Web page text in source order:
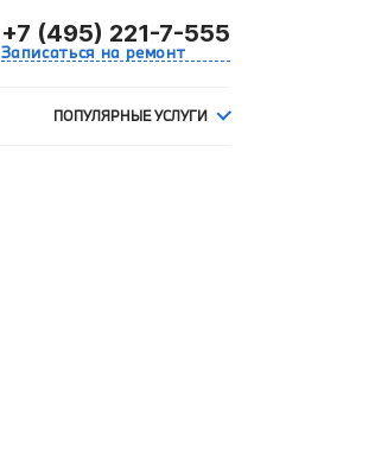
+7 (495) 221-7-555
Записаться на ремонт
ПОПУЛЯРНЫЕ УСЛУГИ